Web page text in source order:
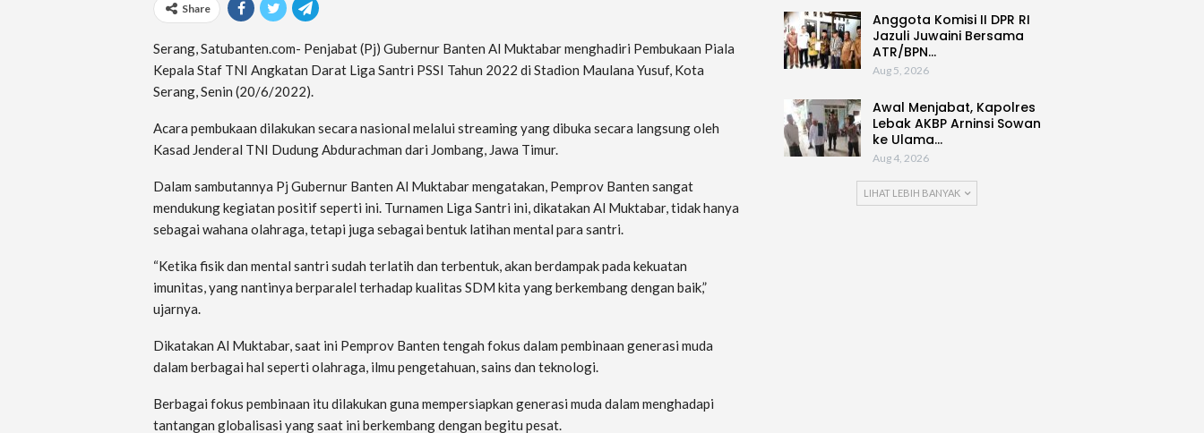
Share
Serang, Satubanten.com- Penjabat (Pj) Gubernur Banten Al Muktabar menghadiri Pembukaan Piala
Kepala Staf TNI Angkatan Darat Liga Santri PSSI Tahun 2022 di Stadion Maulana Yusuf, Kota
Serang, Senin (20/6/2022).
Acara pembukaan dilakukan secara nasional melalui streaming yang dibuka secara langsung oleh
Kasad Jenderal TNI Dudung Abdurachman dari Jombang, Jawa Timur.
Dalam sambutannya Pj Gubernur Banten Al Muktabar mengatakan, Pemprov Banten sangat
mendukung kegiatan positif seperti ini. Turnamen Liga Santri ini, dikatakan Al Muktabar, tidak hanya
sebagai wahana olahraga, tetapi juga sebagai bentuk latihan mental para santri.
“Ketika fisik dan mental santri sudah terlatih dan terbentuk, akan berdampak pada kekuatan
imunitas, yang nantinya berparalel terhadap kualitas SDM kita yang berkembang dengan baik,”
ujarnya.
Dikatakan Al Muktabar, saat ini Pemprov Banten tengah fokus dalam pembinaan generasi muda
dalam berbagai hal seperti olahraga, ilmu pengetahuan, sains dan teknologi.
Berbagai fokus pembinaan itu dilakukan guna mempersiapkan generasi muda dalam menghadapi
tantangan globalisasi yang saat ini berkembang dengan begitu pesat.
Anggota Komisi II DPR RI
Jazuli Juwaini Bersama
ATR/BPN…
Aug 5, 2026
Awal Menjabat, Kapolres
Lebak AKBP Arninsi Sowan
ke Ulama…
Aug 4, 2026
LIHAT LEBIH BANYAK